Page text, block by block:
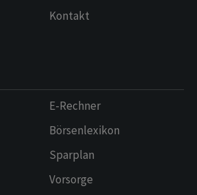
Kontakt
E-Rechner
Börsenlexikon
Sparplan
Vorsorge